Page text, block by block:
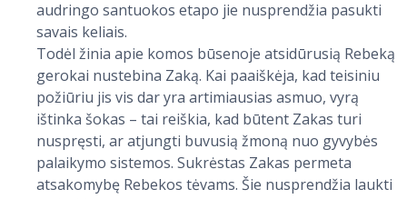
audringo santuokos etapo jie nusprendžia pasukti
savais keliais.
Todėl žinia apie komos būsenoje atsidūrusią Rebeką
gerokai nustebina Zaką. Kai paaiškėja, kad teisiniu
požiūriu jis vis dar yra artimiausias asmuo, vyrą
ištinka šokas – tai reiškia, kad būtent Zakas turi
nuspręsti, ar atjungti buvusią žmoną nuo gyvybės
palaikymo sistemos. Sukrėstas Zakas permeta
atsakomybę Rebekos tėvams. Šie nusprendžia laukti